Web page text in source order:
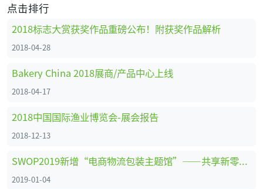
点击排行
2018标志大赏获奖作品重磅公布！附获奖作品解析
2018-04-28
Bakery China 2018展商/产品中心上线
2018-04-17
2018中国国际渔业博览会-展会报告
2018-12-13
SWOP2019新增“电商物流包装主题馆”——共享新零售时代商机
2019-01-04